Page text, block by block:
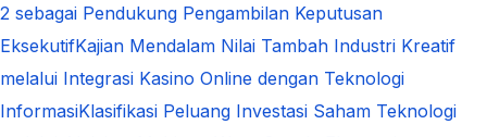
2 sebagai Pendukung Pengambilan Keputusan
EksekutifKajian Mendalam Nilai Tambah Industri Kreatif
melalui Integrasi Kasino Online dengan Teknologi
InformasiKlasifikasi Peluang Investasi Saham Teknologi